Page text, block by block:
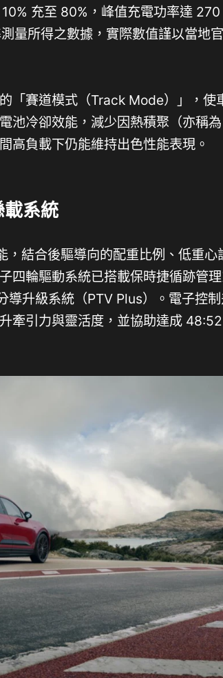
充至 80%，峰值充電功率達 270
量所得之數據，實際數值謹以當地
「賽道模式（Track Mode）」，使
池冷卻效能，減少因熱積聚（亦稱為
高負載下仍能維持出色性能表現。
載系統
結合後驅導向的配重比例、低重心
四輪驅動系統已搭載保時捷循跡管
導升級系統（PTV Plus）。電子控
牽引力與靈活度，並協助達成